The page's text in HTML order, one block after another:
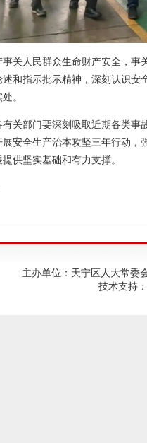
关人民群众生命财产安全，
和指示批示精神，深刻认识
。
关部门要深刻吸取近期各类
安全生产治本攻坚三年行动
供坚实基础和有力支撑。
主办单位：天宁区人大常委
技术支持